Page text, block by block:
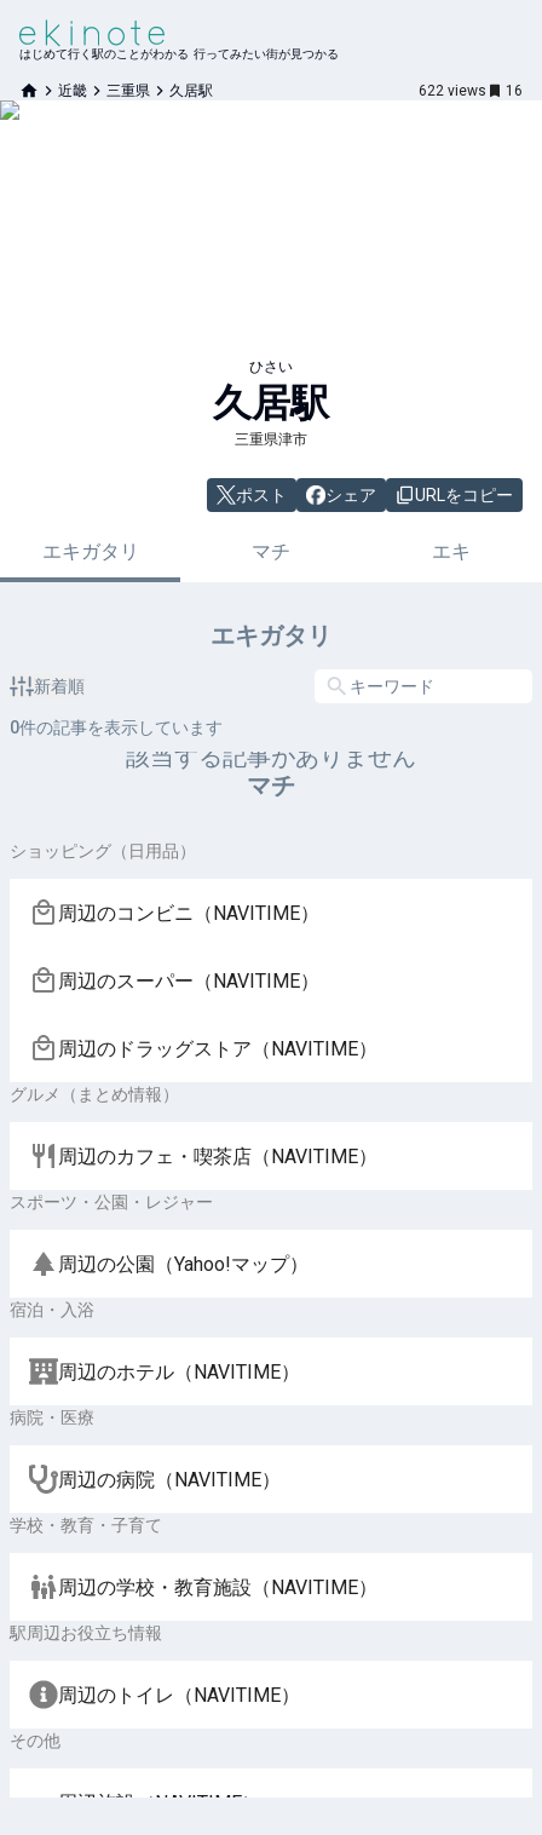
はじめて行く駅のことがわかる 行ってみたい街が見つかる
近畿 三重県 久居駅 622 views 16
ひさい
久居駅
三重県津市
ポスト シェア URLをコピー
エキガタリ マチ エキ
エキガタリ
新着順
0件の記事を表示しています
該当する記事がありません
マチ
ショッピング（日用品）
周辺のコンビニ（NAVITIME）
周辺のスーパー（NAVITIME）
周辺のドラッグストア（NAVITIME）
グルメ（まとめ情報）
周辺のカフェ・喫茶店（NAVITIME）
スポーツ・公園・レジャー
周辺の公園（Yahoo!マップ）
宿泊・入浴
周辺のホテル（NAVITIME）
病院・医療
周辺の病院（NAVITIME）
学校・教育・子育て
周辺の学校・教育施設（NAVITIME）
駅周辺お役立ち情報
周辺のトイレ（NAVITIME）
その他
周辺施設（NAVITIME）